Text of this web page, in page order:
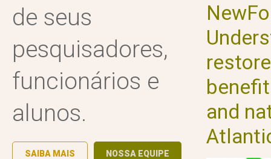
de seus
pesquisadores,
funcionários e
alunos.
SAIBA MAIS NOSSA EQUIPE
and